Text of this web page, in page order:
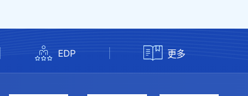
EDP 更多